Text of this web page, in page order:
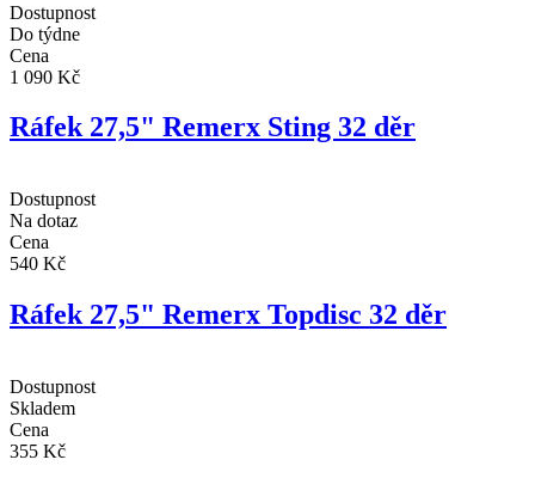
Dostupnost
Do týdne
Cena
1 090 Kč
Ráfek 27,5" Remerx Sting 32 děr
Dostupnost
Na dotaz
Cena
540 Kč
Ráfek 27,5" Remerx Topdisc 32 děr
Dostupnost
Skladem
Cena
355 Kč